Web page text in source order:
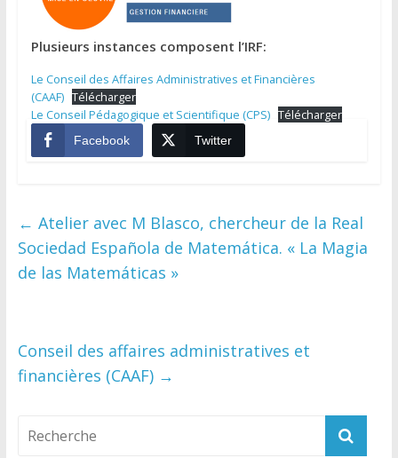
Plusieurs instances composent l’IRF:
Le Conseil des Affaires Administratives et Financières
(CAAF) Télécharger
Le Conseil Pédagogique et Scientifique (CPS) Télécharger
Facebook Twitter
← Atelier avec M Blasco, chercheur de la Real
Sociedad Española de Matemática. « La Magia
de las Matemáticas »
Conseil des affaires administratives et
financières (CAAF) →